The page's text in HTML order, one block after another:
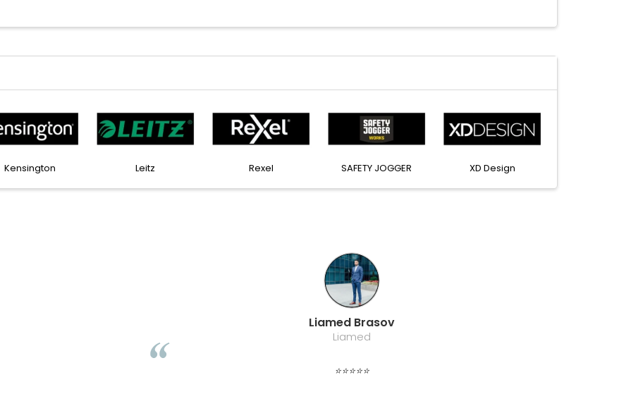
Kensington Leitz Rexel SAFETY JOGGER XD Design
Liamed Brasov
Liamed
⭐⭐⭐⭐⭐